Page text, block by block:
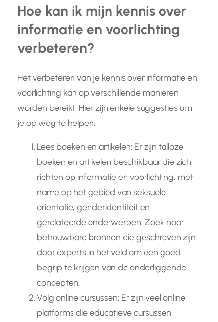
Hoe kan ik mijn kennis over
informatie en voorlichting
verbeteren?
Het verbeteren van je kennis over informatie en
voorlichting kan op verschillende manieren
worden bereikt. Hier zijn enkele suggesties om
je op weg te helpen:
Lees boeken en artikelen: Er zijn talloze
boeken en artikelen beschikbaar die zich
richten op informatie en voorlichting, met
name op het gebied van seksuele
oriëntatie, genderidentiteit en
gerelateerde onderwerpen. Zoek naar
betrouwbare bronnen die geschreven zijn
door experts in het veld om een goed
begrip te krijgen van de onderliggende
concepten.
Volg online cursussen: Er zijn veel online
platforms die educatieve cursussen